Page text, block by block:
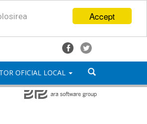
Accept
OFICIAL LOCAL